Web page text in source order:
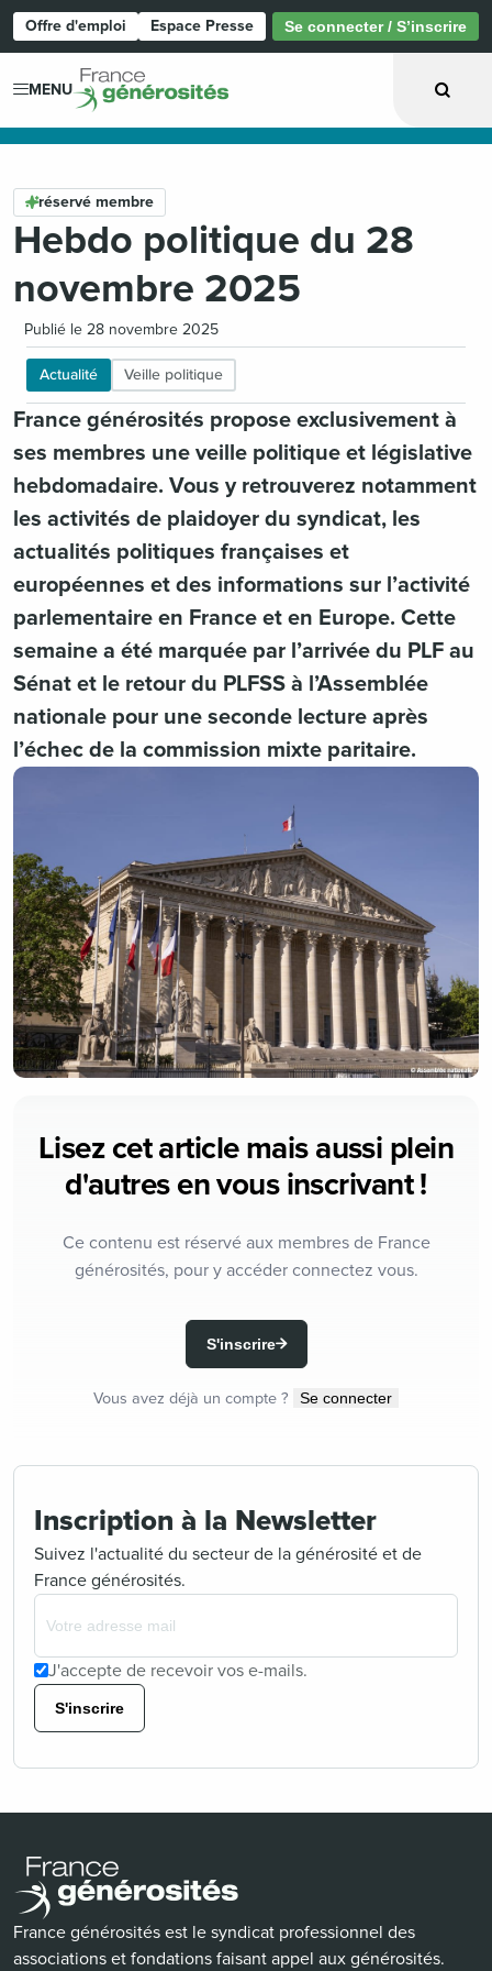
Offre d'emploi Espace Presse Se connecter / S’inscrire
MENU
réservé membre
Hebdo politique du 28
novembre 2025
Publié le 28 novembre 2025
Actualité Veille politique
France générosités propose exclusivement à
ses membres une veille politique et législative
hebdomadaire. Vous y retrouverez notamment
les activités de plaidoyer du syndicat, les
actualités politiques françaises et
européennes et des informations sur l’activité
parlementaire en France et en Europe. Cette
semaine a été marquée par l’arrivée du PLF au
Sénat et le retour du PLFSS à l’Assemblée
nationale pour une seconde lecture après
l’échec de la commission mixte paritaire.
Lisez cet article mais aussi plein
d'autres en vous inscrivant !
Ce contenu est réservé aux membres de France
générosités, pour y accéder connectez vous.
S'inscrire
Vous avez déjà un compte ? Se connecter
Inscription à la Newsletter
Suivez l'actualité du secteur de la générosité et de
France générosités.
J'accepte de recevoir vos e-mails.
S'inscrire
France générosités est le syndicat professionnel des
associations et fondations faisant appel aux générosités.